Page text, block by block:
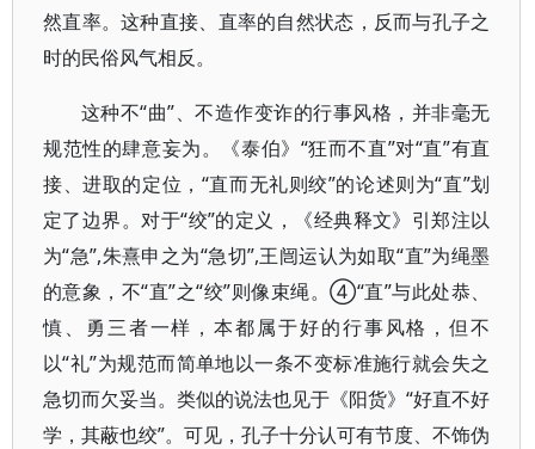
然直率。这种直接、直率的自然状态，反而与孔子之
时的民俗风气相反。
这种不“曲”、不造作变诈的行事风格，并非毫无
规范性的肆意妄为。《泰伯》“狂而不直”对“直”有直
接、进取的定位，“直而无礼则绞”的论述则为“直”划
定了边界。对于“绞”的定义，《经典释文》引郑注以
为“急”,朱熹申之为“急切”,王闿运认为如取“直”为绳墨
的意象，不“直”之“绞”则像束绳。④“直”与此处恭、
慎、勇三者一样，本都属于好的行事风格，但不
以“礼”为规范而简单地以一条不变标准施行就会失之
急切而欠妥当。类似的说法也见于《阳货》“好直不好
学，其蔽也绞”。可见，孔子十分认可有节度、不饰伪